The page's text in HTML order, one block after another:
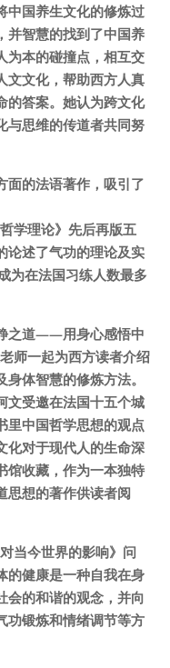
中国养生文化的修炼过
并智慧的找到了中国养
为本的碰撞点，相互交
文文化，帮助西方人真
的答案。她认为跨文化
与思维的传道者共同努
面的法语著作，吸引了
学理论》先后再版五
论述了气功的理论及实
为在法国习练人数最多
之道——用身心感悟中
师一起为西方读者介绍
体智慧的修炼方法。
文受邀在法国十五个城
里中国哲学思想的观点
化对于现代人的生命深
馆收藏，作为一本独特
思想的著作供读者阅
当今世界的影响》问
的健康是一种自我在身
会的和谐的观念，并向
功锻炼和情绪调节等方